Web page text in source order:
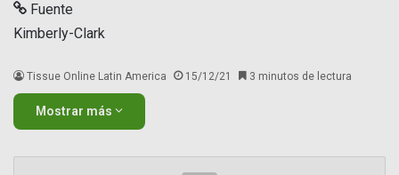
Fuente
Kimberly-Clark
Tissue Online Latin America 15/12/21 3 minutos de lectura
Mostrar más